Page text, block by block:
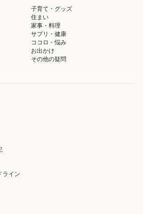
子育て・グッズ
住まい
家事・料理
サプリ・健康
ココロ・悩み
お出かけ
その他の疑問
ライン